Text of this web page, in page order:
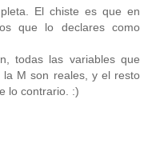
El chiste es que en
que lo declares como
todas las variables que
M son reales, y el resto
lo contrario. :)